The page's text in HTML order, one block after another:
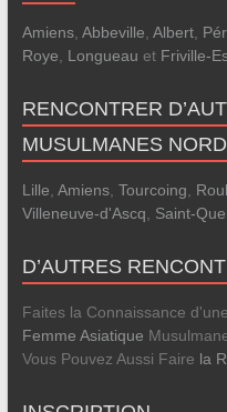
Amiens, Abbeville, Albert,
Roye, Longueau et Friville-
RENCONTRER
MUSULMANES
Lille, Amiens, Tourcoing,
Villeneuve-d'Ascq, Saint-
D’AUTRES
Faites la Connaissance
Femme Asiatique
Vous Pouvez Aussi Faire la